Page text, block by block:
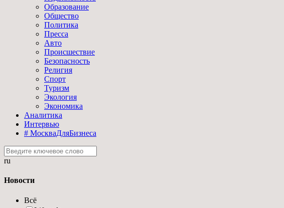
Образование
Общество
Политика
Пресса
Авто
Происшествие
Безопасность
Религия
Спорт
Туризм
Экология
Экономика
Аналитика
Интервью
# МоскваДляБизнеса
ru
Новости
Всё